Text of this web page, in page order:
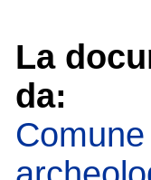
La
da: